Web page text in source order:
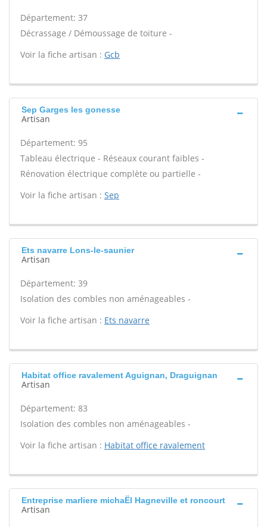
Département: 37
Décrassage / Démoussage de toiture -
Voir la fiche artisan : Gcb
Sep Garges les gonesse
Artisan
Département: 95
Tableau électrique - Réseaux courant faibles -
Rénovation électrique complète ou partielle -
Voir la fiche artisan : Sep
Ets navarre Lons-le-saunier
Artisan
Département: 39
Isolation des combles non aménageables -
Voir la fiche artisan : Ets navarre
Habitat office ravalement Aguignan, Draguignan
Artisan
Département: 83
Isolation des combles non aménageables -
Voir la fiche artisan : Habitat office ravalement
Entreprise marliere michaËl Hagneville et roncourt
Artisan